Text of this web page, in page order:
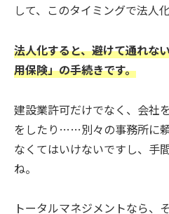
して、このタイミングで法人
法人化すると、避けて通れな
用保険」の手続きです。
建設業許可だけでなく、会社
をしたり……別々の事務所に
なくてはいけないですし、手
ね。
トータルマネジメントなら、